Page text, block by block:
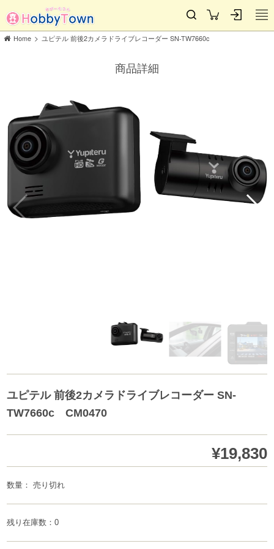
Home > ユピテル 前後2カメラドライブレコーダー SN-TW7660c
商品詳細
ユピテル 前後2カメラドライブレコーダー SN-
TW7660c CM0470
¥19,830
数量： 売り切れ
残り在庫数：0